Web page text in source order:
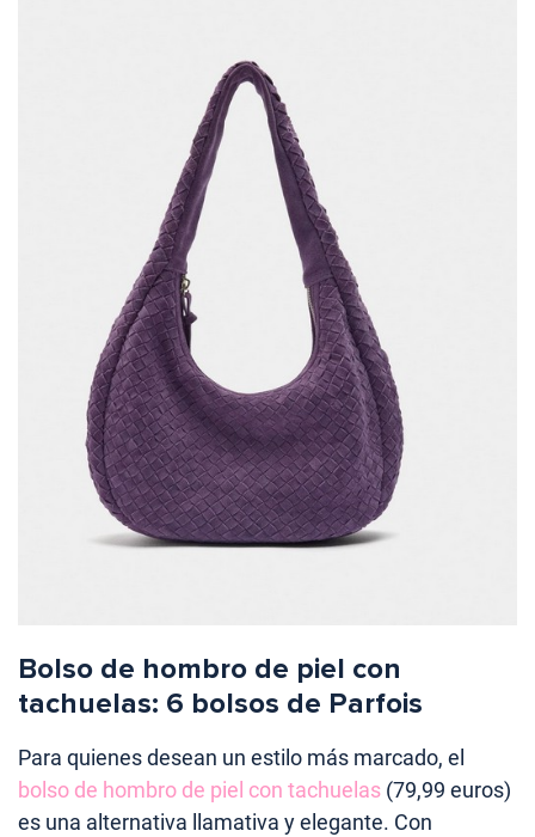
Bolso de hombro de piel con
tachuelas: 6 bolsos de Parfois
Para quienes desean un estilo más marcado, el
bolso de hombro de piel con tachuelas (79,99 euros)
es una alternativa llamativa y elegante. Con